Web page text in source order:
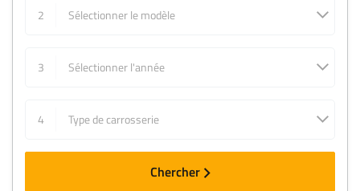
2 Sélectionner le modèle
3 Sélectionner l'année
4 Type de carrosserie
Chercher